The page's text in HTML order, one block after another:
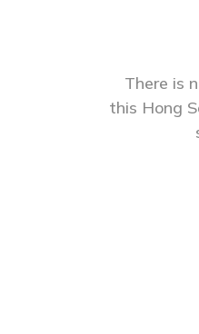
There is
this Hong